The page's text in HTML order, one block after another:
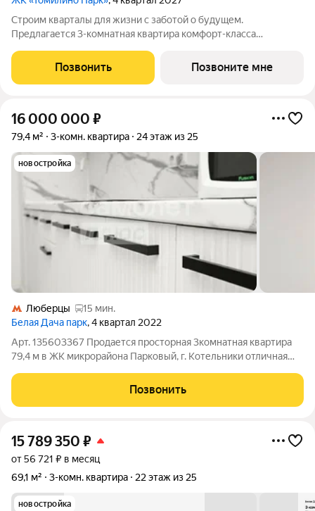
Строим кварталы для жизни с заботой о будущем.
Предлагается 3-комнатная квартира комфорт-класса
этаже, в жилом комплексе "Томилино Парк".Квартира
комплекса на выбор: может быть как с отделкой,
Позвонить Позвоните мне
16 000 000 ₽
79,4 м² 3-комн. квартира 24 этаж из 25
новостройка
Люберцы
15 мин.
Белая Дача парк, 4 квартал 2022
Арт. 135603367 Продается просторная 3комнатная квартира
79,4 м в ЖК микрорайона Парковый, г. Котельники отличная
Прямая продажа, полная стоимость, все документы готовы,
возможна ипотека
Позвонить
15 789 350 ₽
от 56 721 ₽ в месяц
69,1 м²
3-комн. квартира 22 этаж из 25
новостройка